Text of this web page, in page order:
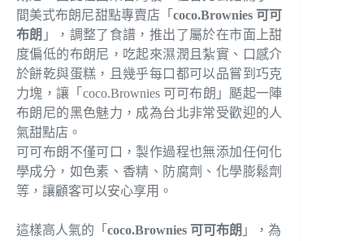
間美式布朗尼甜點專賣店「coco.Brownies 可可
布朗 」，調整了食譜，推出了屬於在市面上甜
度偏低的布朗尼，吃起來濕潤且紮實、口感介
於餅乾與蛋糕，且幾乎每口都可以品嘗到巧克
力塊，讓「coco.Brownies 可可布朗」颳起一陣
布朗尼的黑色魅力，成為台北非常受歡迎的人
氣甜點店。
可可布朗不僅可口，製作過程也無添加任何化
學成分，如色素、香精、防腐劑、化學膨鬆劑
等，讓顧客可以安心享用。
這樣高人氣的「 coco.Brownies 可可布朗 」，為